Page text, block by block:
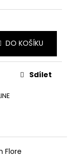
DO KOŠÍKU
Sdílet
Flore